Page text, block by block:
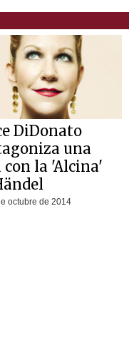
DiDonato
una
con la 'Alcina'
octubre de 2014